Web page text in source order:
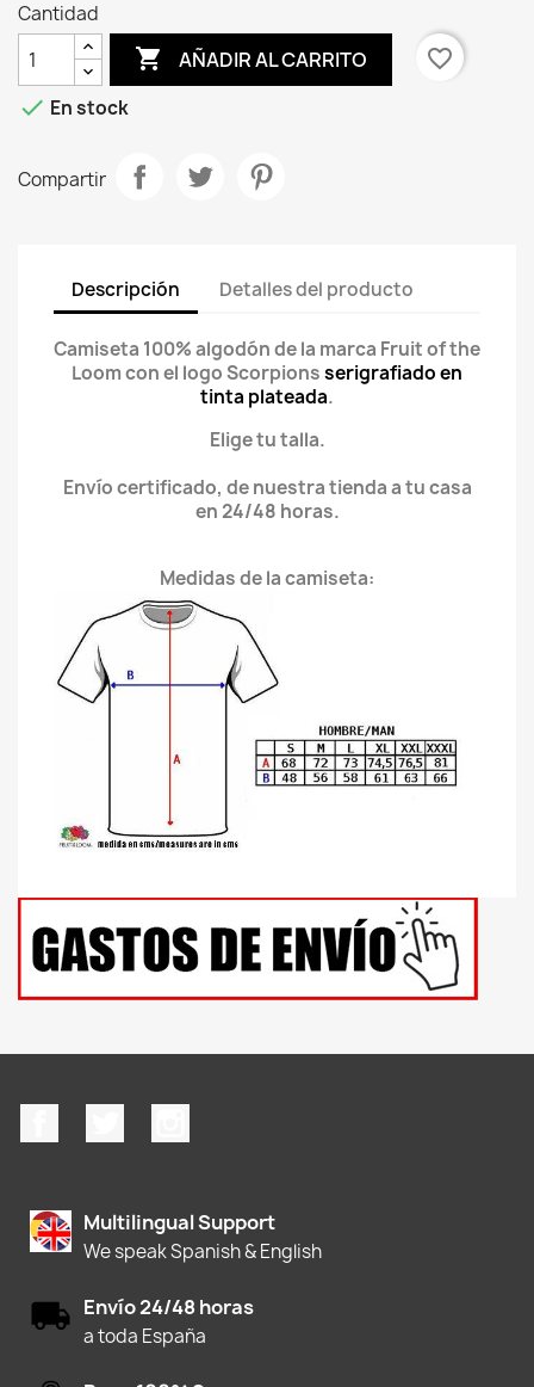
Cantidad
 AÑADIR AL CARRITO
favorite_border
 En stock
Compartir
Descripción Detalles del producto
Camiseta 100% algodón de la marca Fruit of the
Loom con el logo Scorpionsserigrafiado en
tinta plateada.
Elige tu talla.
Envío certificado, de nuestra tienda a tu casa
en 24/48 horas.
Medidas de la camiseta:
Multilingual Support
We speak Spanish & English
Envío 24/48 horas
a toda España